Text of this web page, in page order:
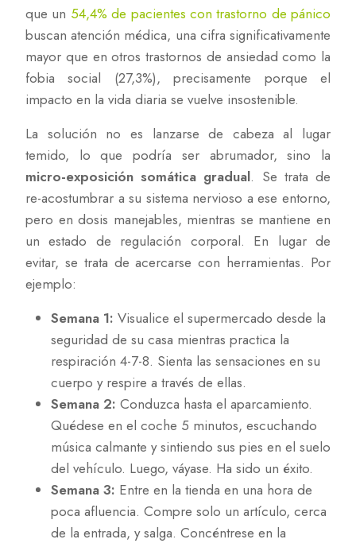
que un 54,4% de pacientes con trastorno de pánico
buscan atención médica, una cifra significativamente
mayor que en otros trastornos de ansiedad como la
fobia social (27,3%), precisamente porque el
impacto en la vida diaria se vuelve insostenible.
La solución no es lanzarse de cabeza al lugar
temido, lo que podría ser abrumador, sino la
micro-exposición somática gradual. Se trata de
re-acostumbrar a su sistema nervioso a ese entorno,
pero en dosis manejables, mientras se mantiene en
un estado de regulación corporal. En lugar de
evitar, se trata de acercarse con herramientas. Por
ejemplo:
Semana 1: Visualice el supermercado desde la
seguridad de su casa mientras practica la
respiración 4-7-8. Sienta las sensaciones en su
cuerpo y respire a través de ellas.
Semana 2: Conduzca hasta el aparcamiento.
Quédese en el coche 5 minutos, escuchando
música calmante y sintiendo sus pies en el suelo
del vehículo. Luego, váyase. Ha sido un éxito.
Semana 3: Entre en la tienda en una hora de
poca afluencia. Compre solo un artículo, cerca
de la entrada, y salga. Concéntrese en la